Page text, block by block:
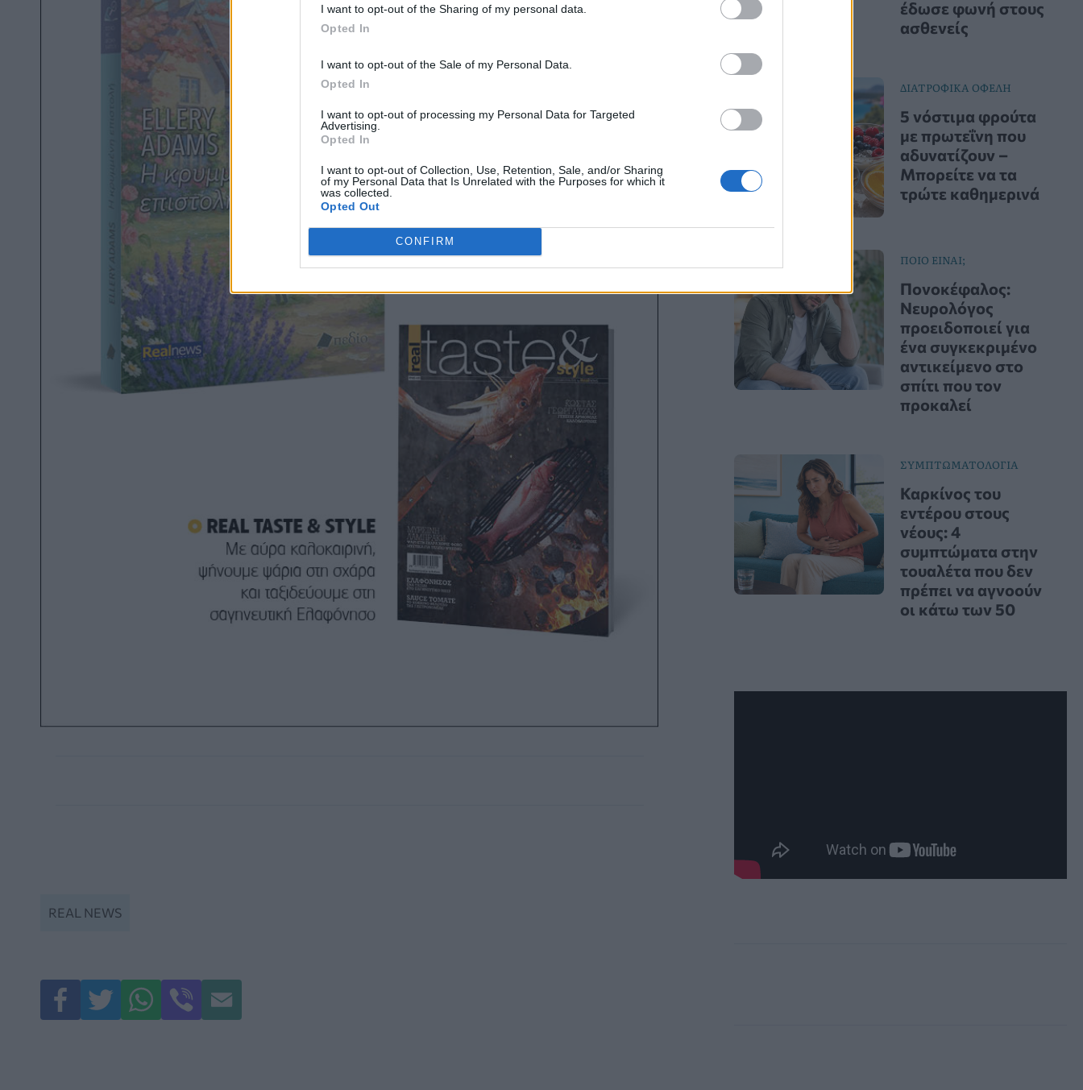
I want to opt-out of the Sharing of my personal data.
Opted In
I want to opt-out of the Sale of my Personal Data.
Opted In
I want to opt-out of processing my Personal Data for Targeted
Advertising.
Opted In
I want to opt-out of Collection, Use, Retention, Sale, and/or Sharing
of my Personal Data that Is Unrelated with the Purposes for which it
was collected.
Opted Out
CONFIRM
REAL NEWS
έδωσε φωνή στους
ασθενείς
ΔΙΑΤΡΟΦΙΚΑ ΟΦΕΛΗ
5 νόστιμα φρούτα
με πρωτεΐνη που
αδυνατίζουν –
Μπορείτε να τα
τρώτε καθημερινά
ΠΟΙΟ ΕΙΝΑΙ;
Πονοκέφαλος:
Νευρολόγος
προειδοποιεί για
ένα συγκεκριμένο
αντικείμενο στο
σπίτι που τον
προκαλεί
ΣΥΜΠΤΩΜΑΤΟΛΟΓΙΑ
Καρκίνος του
εντέρου στους
νέους: 4
συμπτώματα στην
τουαλέτα που δεν
πρέπει να αγνοούν
οι κάτω των 50